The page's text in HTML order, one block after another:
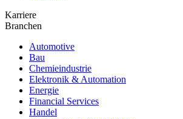
Karriere
Branchen
Automotive
Bau
Chemieindustrie
Elektronik & Automation
Energie
Financial Services
Handel